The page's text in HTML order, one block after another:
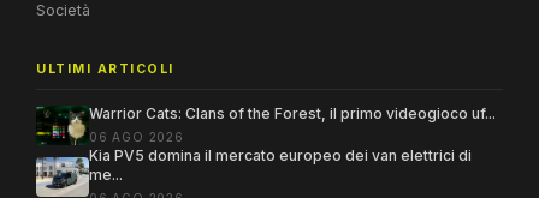
Società
ULTIMI ARTICOLI
Warrior Cats: Clans of the Forest, il primo videogioco uf...
06 AGO 2026
Kia PV5 domina il mercato europeo dei van elettrici di
me...